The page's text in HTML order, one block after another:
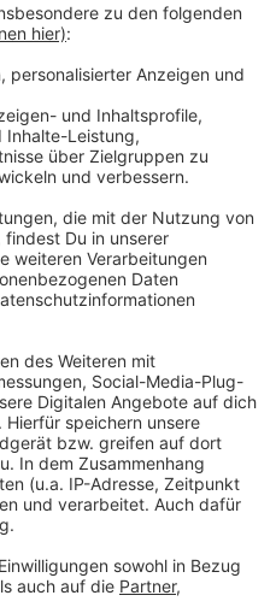
2027 öffnen
Wiesdorf und
rund sieben Jahren
dicht. Die noch
die neue A1-
zulassen. Dazu
Fußgänger und
Geduld: Laut einer
2027 mit einer Öffnung